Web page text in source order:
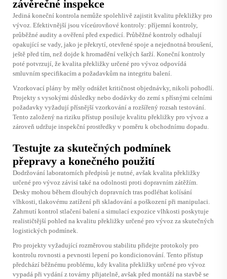
závěrečné inspekce
Jediná koneční kontrola nemůže spolehlivě zajistit kvalitu překližky pro
vývoz. Efektivnější jsou víceúrovňové kontroly: příjemní kontroly,
průběžné audity a ověření před expedicí. Průběžné kontroly odhalují
opakující se vady, jako je překrytí, otevřené spoje a nejednotná broušení,
ještě před tím, než dojde k hromadění velkých šarží. Koneční kontroly
poté potvrzují, že kvalita překližky určené pro vývoz odpovídá
smluvním specifikacím a požadavkům na integritu balení.
Vzorkovací plány by měly odrážet kritičnost objednávky, nikoli pohodlí.
Projekty s vysokými důsledky nebo dodávky do zemí s přísnými celními
požadavky vyžadují přísnější vzorkování a rozšířený rozsah testování.
Tento založený na riziku přístup posiluje kvalitu překližky pro vývoz a
zároveň udržuje inspekční prostředky v poměru k obchodnímu dopadu.
Testujte za skutečných podmínek
přepravy a konečného použití
Dodržování laboratorních předpisů je nutné, avšak kvalita překližky
určené pro vývoz závisí také na odolnosti proti dopravním zátěžím.
Desky mohou během dlouhých dopravních tras podléhat kolísání
vlhkosti, tlakovému zatížení při skladování a poškození při manipulaci.
Zahrnutí kontrol stlačení balení a simulací expozice vlhkosti poskytuje
realističtější pohled na kvalitu překližky určené pro vývoz za skutečných
logistických podmínek.
Pro projekty vyžadující rozměrovou stabilitu přidejte protokoly pro
kontrolu rovnosti a pevnosti lepení po kondicionování. Tento přístup
předchází běžnému problému, kdy kvalita překližky určené pro vývoz
vypadá při vydání z továrny přijatelně, avšak před montáží na stavbě se